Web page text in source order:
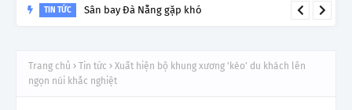
TIN TỨC Lý do tạm dừng khai thác một số đường bay từ 1/4
Trang chủ Tin tức
Xuất hiện bộ khung xương 'kéo' du khách lên
ngọn núi khắc nghiệt